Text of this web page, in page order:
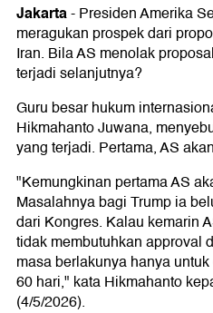
Jakarta-Presiden Amerika
meragukan prospek dari
Iran. Bila AS menolak
terjadi selanjutnya?
Guru besar hukum
Hikmahanto Juwana,
yang terjadi. Pertama, AS
"Kemungkinan pertama AS
Masalahnya bagi Trump ia
dari Kongres. Kalau kemarin
tidak membutuhkan approval
masa berlakunya hanya
60 hari," kata Hikmahanto
(4/5/2026).